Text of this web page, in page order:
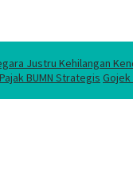
Justru Kehilangan
BUMN Strategis